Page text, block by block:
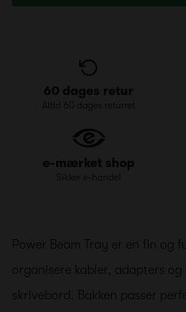
60 dages retur
Altid 60 dages returret
e-mærket shop
Sikker e-handel
Power Beam Tray er en fin og
organisere kabler, adapters
skrivebord. Bakken passer